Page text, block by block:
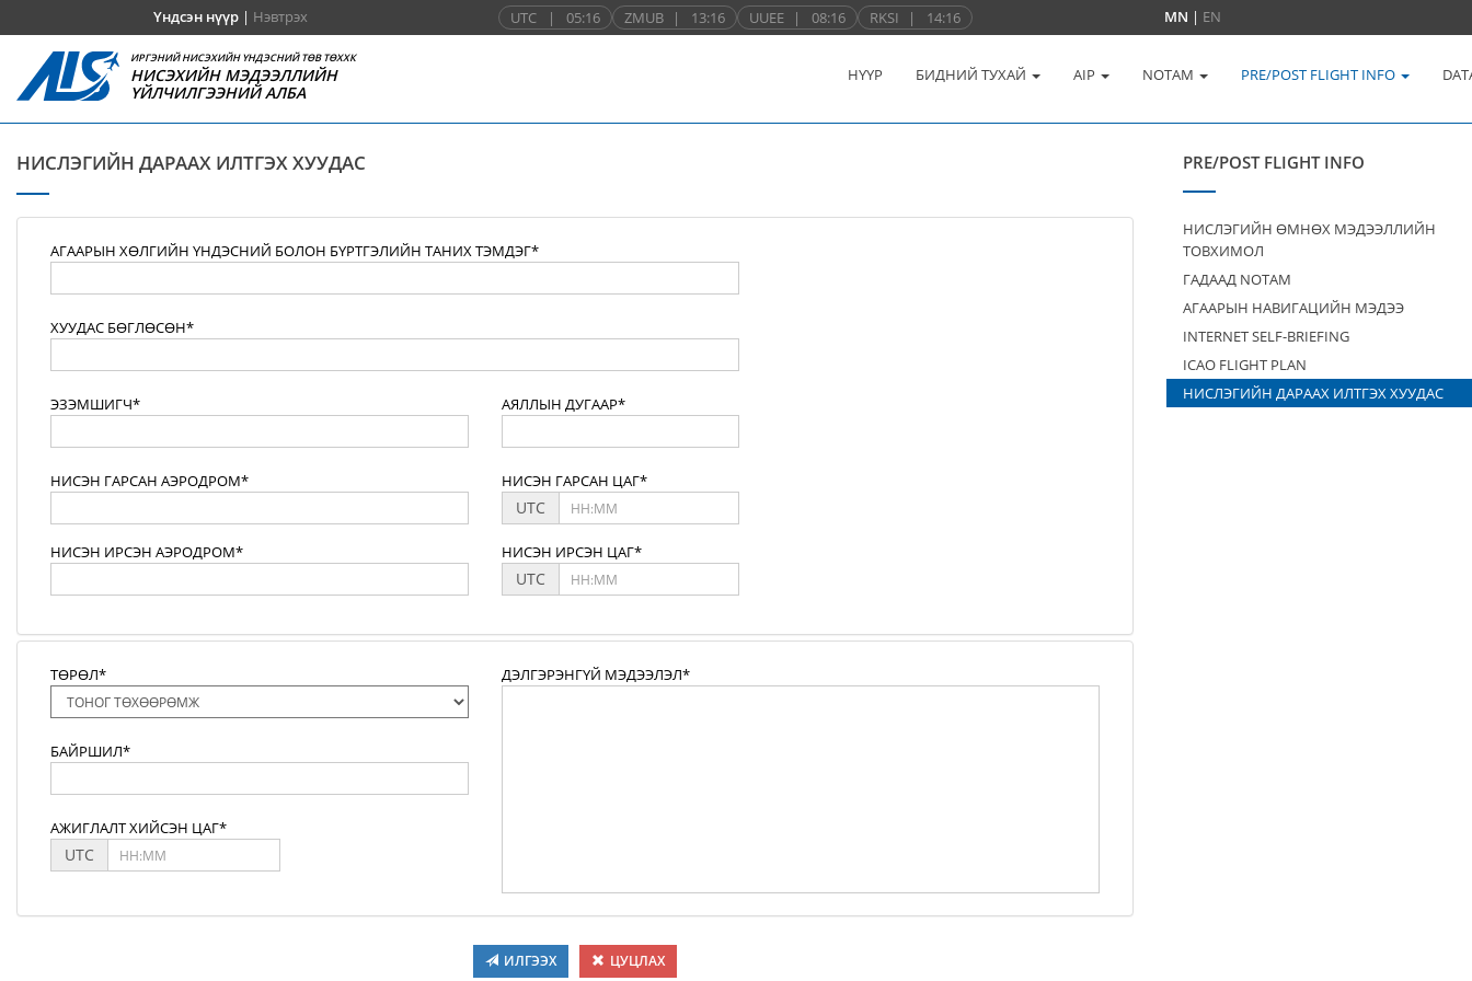
Үндсэн нүүр| Нэвтрэх UTC | 05:16 ZMUB | 13:16 UUEE | 08:16 RKSI | 14:16 MN | EN
ИРГЭНИЙ НИСЭХИЙН ҮНДЭСНИЙ ТӨВ ТӨХХК
НИСЭХИЙН МЭДЭЭЛЛИЙН
ҮЙЛЧИЛГЭЭНИЙ АЛБА
НҮҮР БИДНИЙ ТУХАЙ AIP NOTAM PRE/POST FLIGHT INFO
НИСЛЭГИЙН ДАРААХ ИЛТГЭХ ХУУДАС
АГААРЫН ХӨЛГИЙН ҮНДЭСНИЙ БОЛОН БҮРТГЭЛИЙН ТАНИХ ТЭМДЭГ*
ХУУДАС БӨГЛӨСӨН*
ЭЗЭМШИГЧ* АЯЛЛЫН ДУГААР*
НИСЭН ГАРСАН АЭРОДРОМ* НИСЭН ГАРСАН ЦАГ*
UTC
НИСЭН ИРСЭН АЭРОДРОМ* НИСЭН ИРСЭН ЦАГ*
UTC
ТӨРӨЛ*
БАЙРШИЛ*
АЖИГЛАЛТ ХИЙСЭН ЦАГ*
UTC
ДЭЛГЭРЭНГҮЙ МЭДЭЭЛЭЛ*
ИЛГЭЭХ ЦУЦЛАХ
PRE/POST FLIGHT INFO
НИСЛЭГИЙН ӨМНӨХ МЭДЭЭЛЛИЙН
ТОВХИМОЛ
ГАДААД NOTAM
АГААРЫН НАВИГАЦИЙН МЭДЭЭ
INTERNET SELF-BRIEFING
ICAO FLIGHT PLAN
НИСЛЭГИЙН ДАРААХ ИЛТГЭХ ХУУДАС